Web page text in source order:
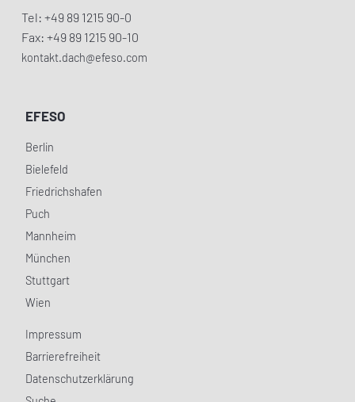
Tel: +49 89 1215 90-0
Fax: +49 89 1215 90-10
kontakt.dach@efeso.com
EFESO
Berlin
Bielefeld
Friedrichshafen
Puch
Mannheim
München
Stuttgart
Wien
Impressum
Barrierefreiheit
Datenschutzerklärung